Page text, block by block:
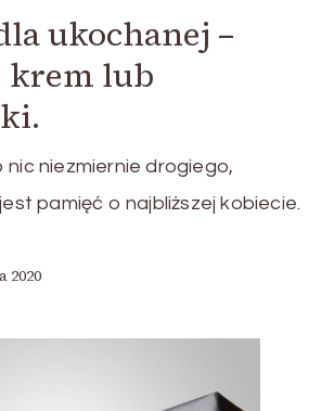
ukochanej –
lub
nic niezmiernie drogiego,
pamięć o najbliższej kobiecie.
2020